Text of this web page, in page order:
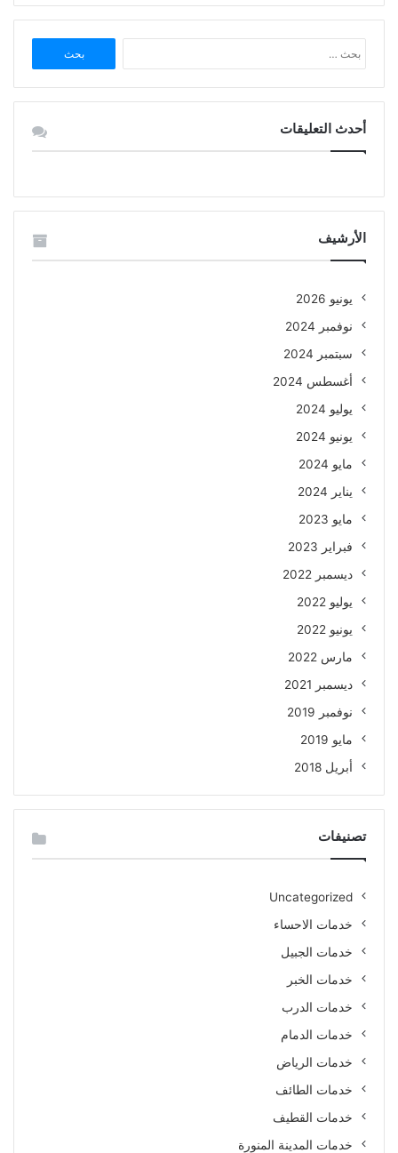
عن:
أحدث التعليقات
الأرشيف
يونيو 2026
نوفمبر 2024
سبتمبر 2024
أغسطس 2024
يوليو 2024
يونيو 2024
مايو 2024
يناير 2024
مايو 2023
فبراير 2023
ديسمبر 2022
يوليو 2022
يونيو 2022
مارس 2022
ديسمبر 2021
نوفمبر 2019
مايو 2019
أبريل 2018
تصنيفات
Uncategorized
خدمات الاحساء
خدمات الجبيل
خدمات الخبر
خدمات الدرب
خدمات الدمام
خدمات الرياض
خدمات الطائف
خدمات القطيف
خدمات المدينة المنورة